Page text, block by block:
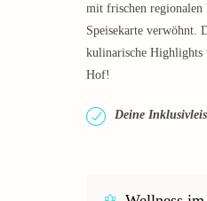
mit frischen regionalen
Speisekarte verwöhnt.
kulinarische Highlights
Hof!
Deine